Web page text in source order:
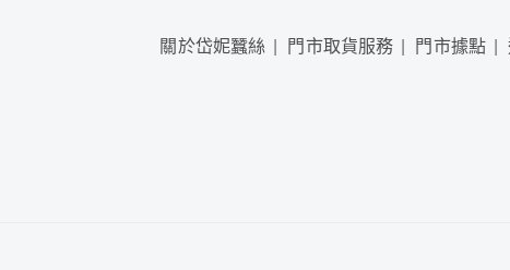
關於岱妮蠶絲 門市取貨服務 門市據點